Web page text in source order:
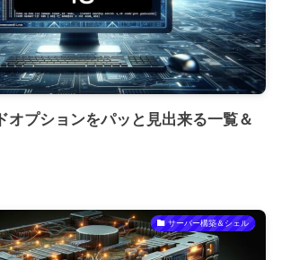
オプションをパッと見出来る一覧＆
サーバー構築＆シェル